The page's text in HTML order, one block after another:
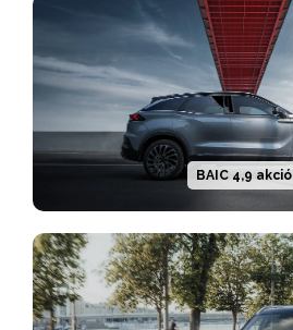
BAIC 4,9 akció